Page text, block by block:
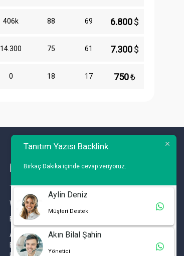
406k 88 69 6.800$
14.300 75 61 7.300$
0 18 17 750₺
İLETİŞİM
Telefon : 0 212 461 75 87
WhatsApp : 0 212 461 75 87
E-mail :info@tanitimyazisi.com.tr
Adres : Merkez Mh. DeğirmenBahçe Cd. A1 A
Blok D : 19 Kat :1 İstwest Rezidans
Tanıtım Yazısı Backlink
Birkaç Dakika içinde cevap veriyoruz.
Aylin Deniz
Müşteri Destek
Akın Bilal Şahin
Yönetici